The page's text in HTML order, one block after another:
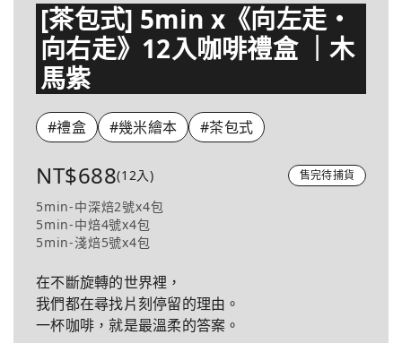
[茶包式] 5min x《向左走・
向右走》12入咖啡禮盒 ｜木
馬紫
#禮盒 #幾米繪本 #茶包式
NT$688(12入) 售完待捕貨
5min-中深焙2號x4包
5min-中焙4號x4包
5min-淺焙5號x4包
在不斷旋轉的世界裡，
我們都在尋找片刻停留的理由。
一杯咖啡，就是最溫柔的答案。